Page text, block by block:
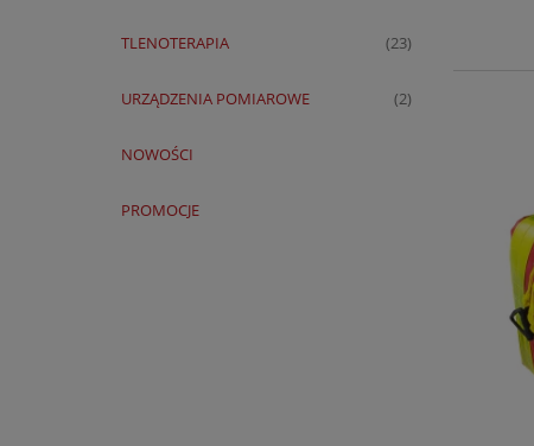
TLENOTERAPIA (23)
URZĄDZENIA POMIAROWE (2)
NOWOŚCI
PROMOCJE